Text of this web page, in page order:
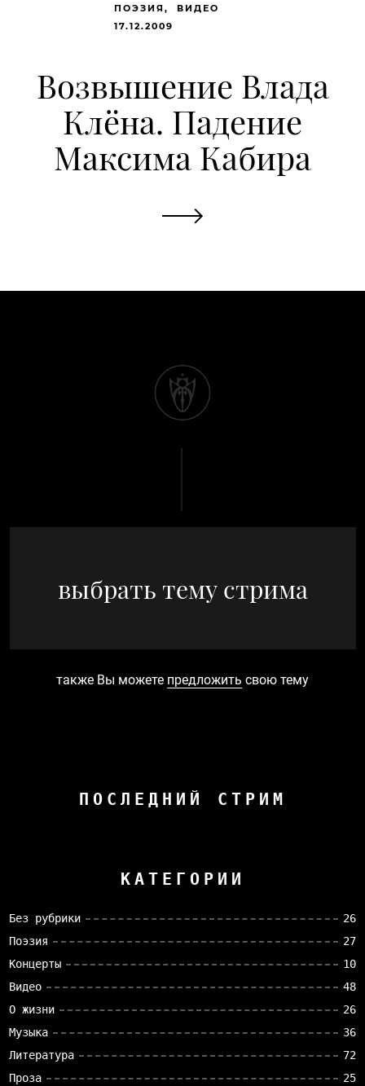
ПОЭЗИЯ
ВИДЕО
17.12.2009
Возвышение Влада
Клёна. Падение
Максима Кабира
выбрать тему стрима
также Вы можете предложить свою тему
ПОСЛЕДНИЙ СТРИМ
КАТЕГОРИИ
Без рубрики
26
Поэзия
27
Концерты
10
Видео
48
О жизни
26
Музыка
36
Литература
72
Проза
25